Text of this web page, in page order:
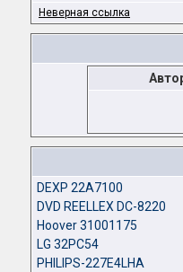
Неверная ссылка
DEXP 22A7100
DVD REELLEX DC-8220
Hoover 31001175
LG 32PC54
PHILIPS-227E4LHA